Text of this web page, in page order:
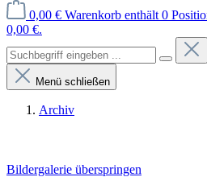
0,00 € Warenkorb enthält 0
0,00 €.
Menü schließen
Archiv
Bildergalerie überspringen